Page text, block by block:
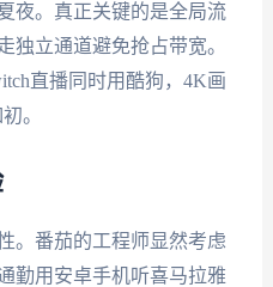
夜。真正关键的是全局流
独立通道避免抢占带宽。
直播同时用酷狗，4K画
。
。番茄的工程师显然考虑
勤用安卓手机听喜马拉雅